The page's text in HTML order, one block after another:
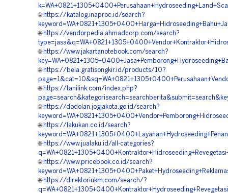
🌐 https://katalog.inaproc.id/search?
🌐 https://vendorpedia.ahmadcorp.com/search?
🌐 https://www.jakartanotebook.com/search?
🌐 https://bela.gratisongkir.id/products/10?
🌐 https://tanilink.com/index.php?
🌐 https://dodolan.jogjakota.go.id/search?
🌐 https://lakukan.co.id/search?
🌐 https://www.jualaku.id/all-categories?
🌐 https://www.pricebook.co.id/search?
🌐 https://direktoriukm.com/search/?